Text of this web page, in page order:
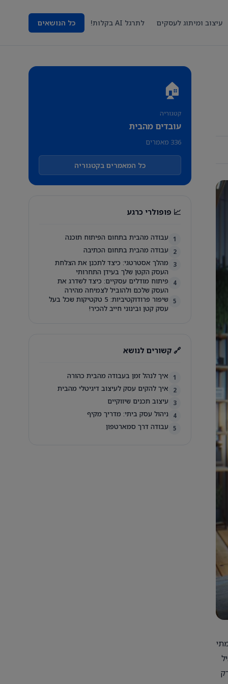
עיצוב ומיתוג לעסקים לתרגל AI בקלות! כל הנושאים
🏠
קטגוריה
עובדים מהבית
336 מאמרים
כל המאמרים בקטגוריה
📈 פופולרי כרגע
1 עבודה מהבית בתחום הפיתוח תוכנה
2 עבודה מהבית בתחום הכתיבה
3
מהלך אסטרטגי: כיצד לתכנן את הצלחת
העסק הקטן שלך בעידן התחרותי
4
פיתוח מודלים עסקיים: כיצד לשדרג את
העסק שלכם ולהוביל לצמיחה מהירה
5
שיפור פרודוקטיביות: 5 טקטיקות שכל בעל
עסק קטן ובינוני חייב להכיר!
🔗 קשורים לנושא
1 איך לנהל זמן בעבודה מהבית כהורה
2 איך להקים עסק לעיצוב דיגיטלי מהבית
3 עיצוב תכנים שיווקיים
4 ניהול עסק ביתי: מדריך מקיף
5 עבודה דרך סמארטפון